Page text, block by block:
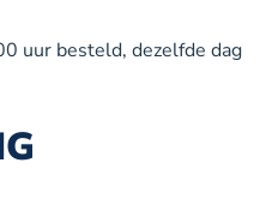
uur besteld, dezelfde dag